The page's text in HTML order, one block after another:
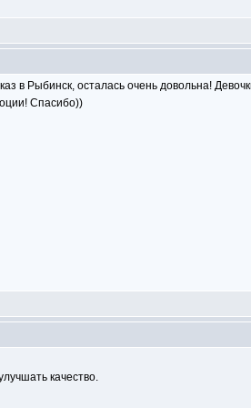
в Рыбинск, осталась очень довольна!
Спасибо))
качество.